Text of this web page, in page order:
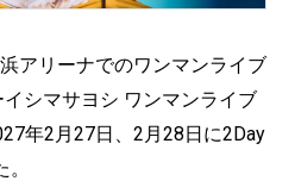
アリーナでのワンマンライブ
イシマサヨシ ワンマンライブ
年2月27日、2月28日に2Day